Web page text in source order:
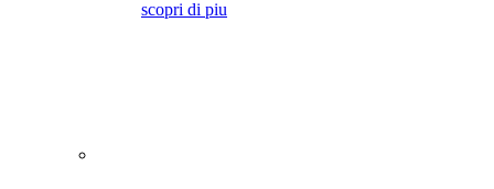
scopri di piu